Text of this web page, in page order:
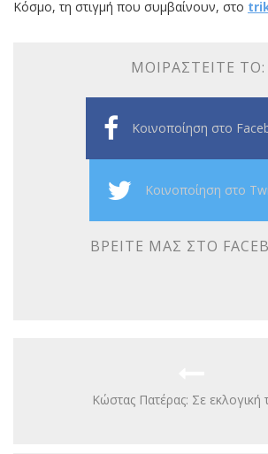
Κόσμο, τη στιγμή που συμβαίνουν, στο
ΜΟΙΡΑΣΤΕΊΤΕ ΤΟ:
Κοινοποίηση στο
Κοινοποίηση στο
ΒΡΕΊΤΕ ΜΑΣ ΣΤΟ
Κώστας Πατέρας: Σε εκλογική